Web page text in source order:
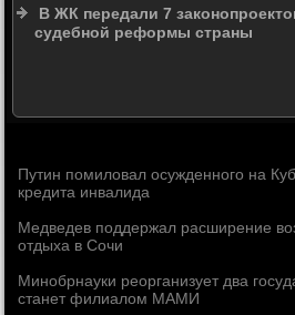
В ЖК передали 7
судебной реформы страны
Путин помиловал осужденного на
кредита инвалида
Медведев поддержал расширение
отдыха в Сочи
Минобрнауки реорганизует два
станет филиалом МАМИ